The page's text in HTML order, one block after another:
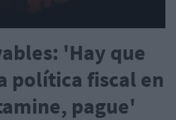
'Hay que
política fiscal en
pague'